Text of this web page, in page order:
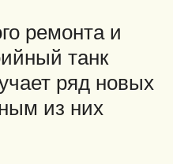
ремонта и
танк
ряд новых
из них